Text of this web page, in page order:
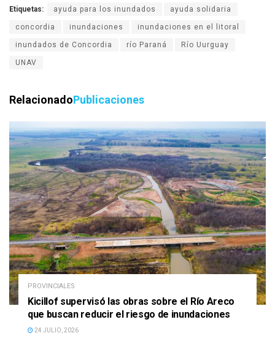
Etiquetas: ayuda para los inundados ayuda solidaria
concordia inundaciones inundaciones en el litoral
inundados de Concordia río Paraná Río Uurguay
UNAV
RelacionadoPublicaciones
PROVINCIALES
Kicillof supervisó las obras sobre el Río Areco
que buscan reducir el riesgo de inundaciones
24 JULIO, 2026